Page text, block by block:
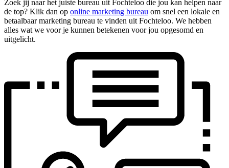
Zoek jij naar het juiste bureau uit Fochteloo die jou kan helpen naar
de top? Klik dan op online marketing bureau om snel een lokale en
betaalbaar marketing bureau te vinden uit Fochteloo. We hebben
alles wat we voor je kunnen betekenen voor jou opgesomd en
uitgelicht.